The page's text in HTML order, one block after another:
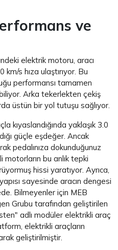
ve
elektrik motoru, aracı
s hıza ulaştırıyor. Bu
performansı tamamen
Arka tekerlekten çekiş
üstün bir yol tutuşu sağlıyor.
kıyaslandığında yaklaşık 3.0
güçle eşdeğer. Ancak
pedalınıza dokunduğunuz
bu anlık tepki
hissi yaratıyor. Ayrıca,
sayesinde aracın dengesi
Bilmeyenler için MEB
Grubu tarafından geliştirilen
adlı modüler elektrikli araç
elektrikli araçların
geliştirilmiştir.